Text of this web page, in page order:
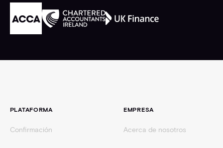
PLATAFORMA
Confirmación
EMPRESA
Acerca de nosotros